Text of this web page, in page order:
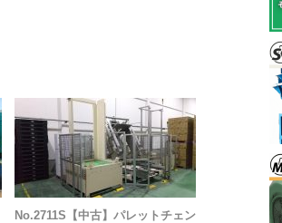
No.2711S【中古】パレットチェン